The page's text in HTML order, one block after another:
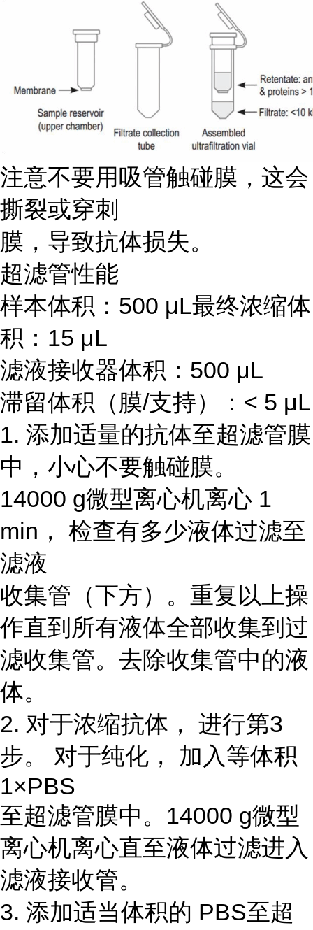
注意不要用吸管触碰膜，这会
撕裂或穿刺
膜，导致抗体损失。
超滤管性能
样本体积：500 μL最终浓缩体
积：15 μL
滤液接收器体积：500 μL
滞留体积（膜/支持）：< 5 μL
1. 添加适量的抗体至超滤管膜
中，小心不要触碰膜。
14000 g微型离心机离心 1
min， 检查有多少液体过滤至
滤液
收集管（下方）。重复以上操
作直到所有液体全部收集到过
滤收集管。去除收集管中的液
体。
2. 对于浓缩抗体， 进行第3
步。 对于纯化， 加入等体积
1×PBS
至超滤管膜中。14000 g微型
离心机离心直至液体过滤进入
滤液接收管。
3. 添加适当体积的 PBS至超